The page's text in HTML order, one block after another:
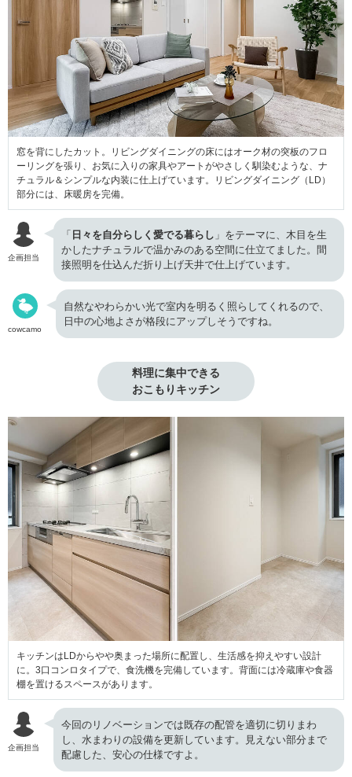
窓を背にしたカット。リビングダイニングの床にはオーク材の突板のフロ
ーリングを張り、お気に入りの家具やアートがやさしく馴染むような、ナ
チュラル＆シンプルな内装に仕上げています。リビングダイニング（LD）
部分には、床暖房を完備。
企画担当
「 日々を自分らしく愛でる暮らし 」をテーマに、木目を生
かしたナチュラルで温かみのある空間に仕立てました。間
接照明を仕込んだ折り上げ天井で仕上げています。
cowcamo
自然なやわらかい光で室内を明るく照らしてくれるので、
日中の心地よさが格段にアップしそうですね。
料理に集中できる
おこもりキッチン
キッチンはLDからやや奥まった場所に配置し、生活感を抑えやすい設計
に。3口コンロタイプで、食洗機を完備しています。背面には冷蔵庫や食器
棚を置けるスペースがあります。
企画担当
今回のリノベーションでは既存の配管を適切に切りまわ
し、水まわりの設備を更新しています。見えない部分まで
配慮した、安心の仕様ですよ。